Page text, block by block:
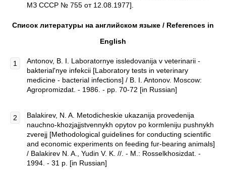
МЗ СССР № 755 от 12.08.1977].
Список литературы на английском языке / References in
English
Antonov, B. I. Laboratornye issledovanija v veterinarii -
bakterial'nye infekcii [Laboratory tests in veterinary
medicine - bacterial infections] / B. I. Antonov. Moscow:
Agropromizdat. - 1986. - pp. 70-72 [in Russian]
Balakirev, N. A. Metodicheskie ukazanija provedenija
nauchno-khozjajjstvennykh opytov po kormleniju pushnykh
zverejj [Methodological guidelines for conducting scientific
and economic experiments on feeding fur-bearing animals]
/ Balakirev N. A., Yudin V. K. //. - M.: Rosselkhosizdat. -
1994. - 31 p. [in Russian]